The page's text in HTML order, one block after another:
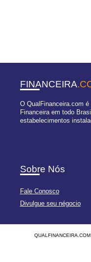
FINANCEIRA
O QualFinanceira.com
Financeira em todo
estabelecimentos
Sobre Nós
Fale Conosco
Divulgue seu négocio